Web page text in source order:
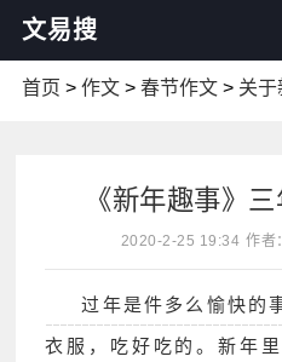
文易搜
首页 > 作文> 春节作文> 关于
《新年趣事》
2020-2-25 19:34 作者
过年是件多么愉快的
衣服，吃好吃的。新年